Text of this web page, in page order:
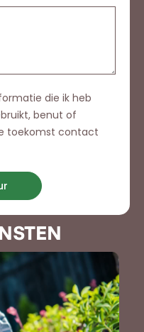
die ik heb
benut of
toekomst contact